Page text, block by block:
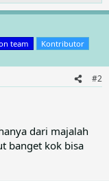
team Kontributor
#2
dari majalah
banget kok bisa